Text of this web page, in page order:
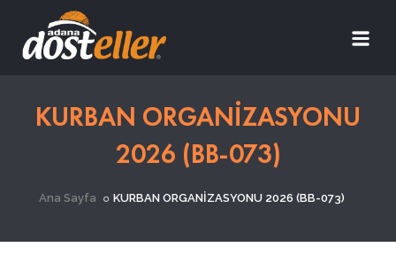
KURBAN ORGANİZASYONU
2026 (BB-073)
Ana Sayfa KURBAN ORGANİZASYONU 2026 (BB-073)